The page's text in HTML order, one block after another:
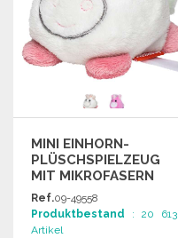
MINI EINHORN-
PLÜSCHSPIELZEUG
MIT MIKROFASERN
Ref.09-49558
Produktbestand : 20 613
Artikel